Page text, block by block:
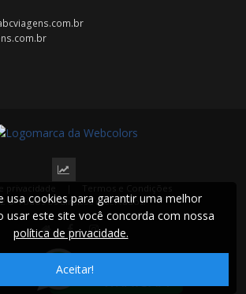
© Todos os direitos reservados.
usa cookies para garantir uma melhor
usar este site você concorda com nossa
política de privacidade.
Aceitar!